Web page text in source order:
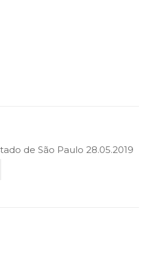
de São Paulo 28.05.2019